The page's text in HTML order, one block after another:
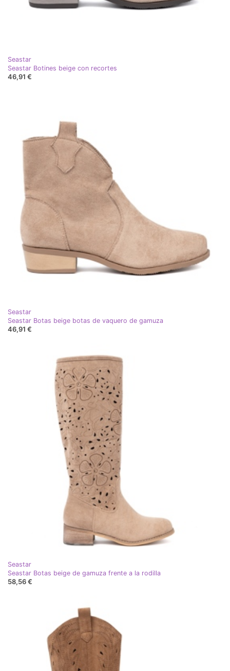
Seastar
Seastar Botines beige con recortes
46,91 €
Seastar
Seastar Botas beige botas de vaquero de gamuza
46,91 €
Seastar
Seastar Botas beige de gamuza frente a la rodilla
58,56 €